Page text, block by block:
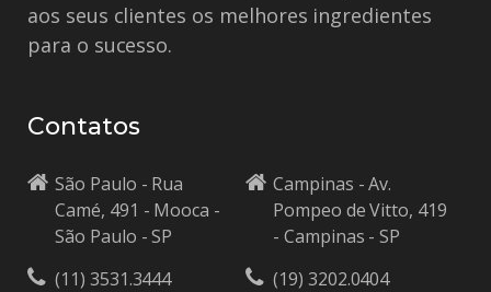
aos seus clientes os melhores ingredientes
para o sucesso.
Contatos
São Paulo - Rua
Camé, 491 - Mooca -
São Paulo - SP
(11) 3531.3444
Campinas - Av.
Pompeo de Vitto, 419
- Campinas - SP
(19) 3202.0404